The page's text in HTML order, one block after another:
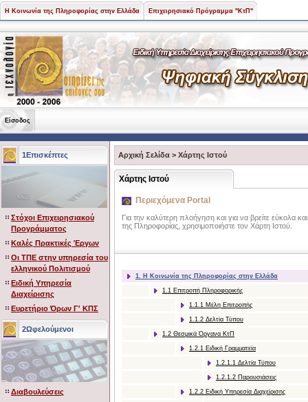
Η Κοινωνία της Πληροφορίας στην Ελλάδα Επιχειρησιακό Πρόγραμμα "ΚτΠ"
Είσοδος
1Επισκέπτες
Στόχοι Επιχειρησιακού
Προγράμματος
Καλές Πρακτικές Έργων
Οι ΤΠΕ στην υπηρεσία του
ελληνικού Πολιτισμού
Ειδική Υπηρεσία
Διαχείρισης
Ευρετήριο Όρων Γ' ΚΠΣ
2Ωφελούμενοι
Διαβουλεύσεις
Αρχική Σελίδα > Χάρτης Ιστού
Χάρτης Ιστού
Περιεχόμενα Portal
Για την καλύτερη πλοήγηση και για να βρείτε εύκολα
της Πληροφορίας, χρησιμοποιήστε τον Χάρτη Ιστού.
1. Η Κοινωνία της Πληροφορίας στην Ελλάδα
1.1 Επιτροπή Πληροφορικής
1.1.1 Μέλη Επιτροπής
1.1.2 Δελτία Τύπου
1.2 Θεσμικά Όργανα ΚτΠ
1.2.1 Ειδική Γραμματεία
1.2.1.1 Δελτία Τύπου
1.2.1.2 Παρουσιάσεις
1.2.2 Ειδική Υπηρεσία Διαχείρισης